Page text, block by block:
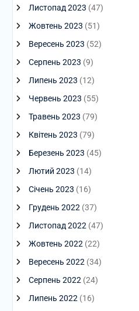
Листопад 2023 (47)
Жовтень 2023 (51)
Вересень 2023 (52)
Серпень 2023 (9)
Липень 2023 (12)
Червень 2023 (55)
Травень 2023 (79)
Квітень 2023 (79)
Березень 2023 (45)
Лютий 2023 (14)
Січень 2023 (16)
Грудень 2022 (37)
Листопад 2022 (47)
Жовтень 2022 (22)
Вересень 2022 (34)
Серпень 2022 (24)
Липень 2022 (16)